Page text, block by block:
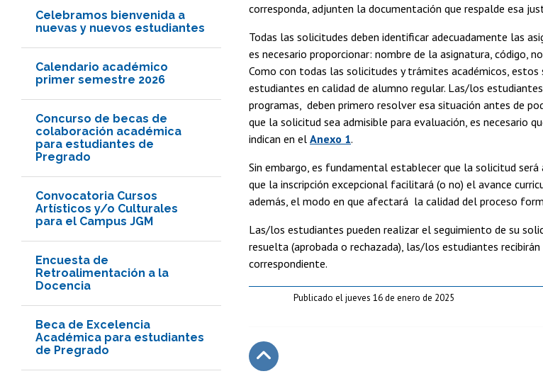
Celebramos bienvenida a
nuevas y nuevos estudiantes
Calendario académico
primer semestre 2026
Concurso de becas de
colaboración académica
para estudiantes de
Pregrado
Convocatoria Cursos
Artísticos y/o Culturales
para el Campus JGM
Encuesta de
Retroalimentación a la
Docencia
Beca de Excelencia
Académica para estudiantes
de Pregrado
corresponda, adjunten la documentación que respalde esa
Todas las solicitudes deben identificar adecuadamente las
es necesario proporcionar: nombre de la asignatura, código,
Como con todas las solicitudes y trámites académicos,
estudiantes en calidad de alumno regular. Las/los
programas, deben primero resolver esa situación antes de
que la solicitud sea admisible para evaluación, es necesario
indican en el Anexo 1.
Sin embargo, es fundamental establecer que la solicitud
que la inscripción excepcional facilitará (o no) el avance
además, el modo en que afectará la calidad del proceso
Las/los estudiantes pueden realizar el seguimiento de su
resuelta (aprobada o rechazada), las/los estudiantes
correspondiente.
Publicado el jueves 16 de enero de 2025